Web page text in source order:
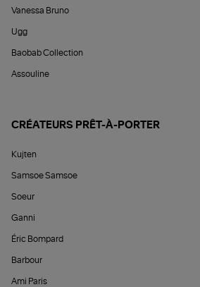
Vanessa Bruno
Ugg
Baobab Collection
Assouline
CRÉATEURS PRÊT-À-PORTER
Kujten
Samsoe Samsoe
Soeur
Ganni
Éric Bompard
Barbour
Ami Paris